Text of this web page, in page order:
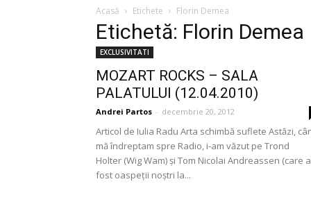
Acasă Etichete Florin Demea
Etichetă: Florin Demea
EXCLUSIVITATI
MOZART ROCKS – SALA
PALATULUI (12.04.2010)
Andrei Partos - decembrie 20, 2012
Articol de Iulia Radu Arta schimbă suflete Astăzi,
mă îndreptam spre Radio, i-am văzut pe Trond
Holter (Wig Wam) şi Tom Nicolai Andreassen (care
fost oaspeţii noştri la...